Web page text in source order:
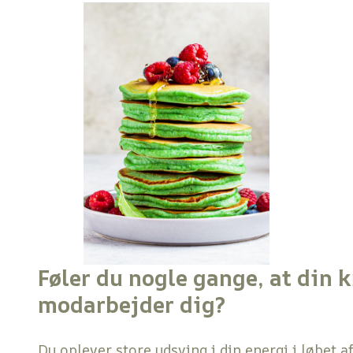
Føler du nogle gange, at din
modarbejder dig?